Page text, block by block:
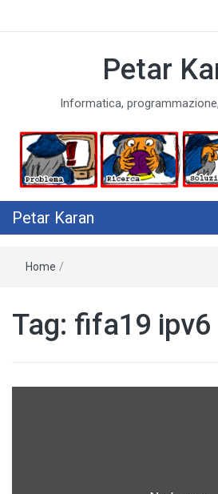
Petar
Informatica,
Petar Karan
Home /
Tag: fifa19 ipv6